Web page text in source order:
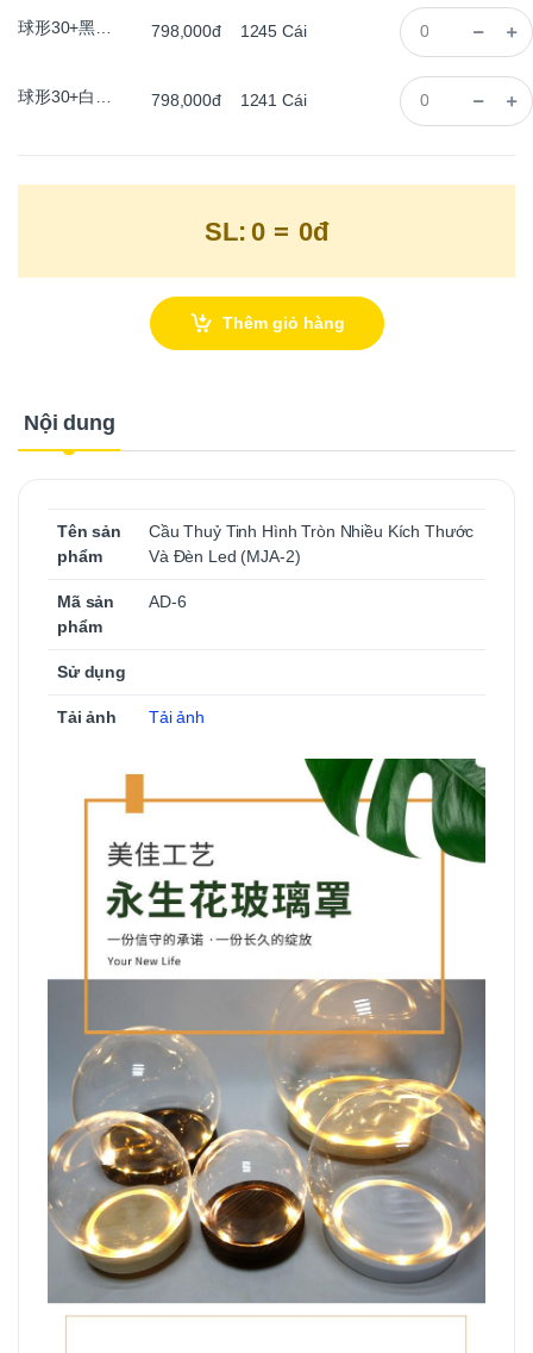
球形30+黑漆圈灯 798,000đ 1245 Cái
球形30+白漆圈灯 798,000đ 1241 Cái
SL: 0 = 0đ
Thêm giỏ hàng
Nội dung
Tên sản
phẩm
Cầu Thuỷ Tinh Hình Tròn Nhiều Kích Thước
Và Đèn Led (MJA-2)
Mã sản
phẩm
AD-6
Sử dụng
Tải ảnh Tải ảnh